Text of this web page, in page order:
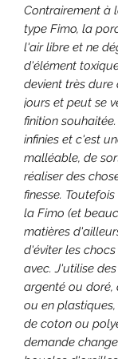
Contrairement à
type Fimo, la
l'air libre et ne
d'élément
devient très
jours et peut se
finition
infinies et c'est
malléable, de
réaliser des
finesse.
la Fimo (et
matières
d'éviter les
avec. J'utilise
argenté ou doré,
ou en
de coton ou
demande